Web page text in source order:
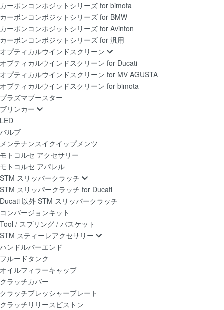
カーボンコンポジットシリーズ for bimota
カーボンコンポジットシリーズ for BMW
カーボンコンポジットシリーズ for Avinton
カーボンコンポジットシリーズ for 汎用
オプティカルウインドスクリーン
オプティカルウインドスクリーン for Ducati
オプティカルウインドスクリーン for MV AGUSTA
オプティカルウインドスクリーン for bimota
プラズマブースター
ブリンカー
LED
バルブ
メンテナンスイクイップメンツ
モトコルセ アクセサリー
モトコルセ アパレル
STM スリッパークラッチ
STM スリッパークラッチ for Ducati
Ducati 以外 STM スリッパークラッチ
コンバージョンキット
Tool / スプリング / バスケット
STM スティーレアクセサリー
ハンドルバーエンド
フルードタンク
オイルフィラーキャップ
クラッチカバー
クラッチプレッシャープレート
クラッチリリースピストン